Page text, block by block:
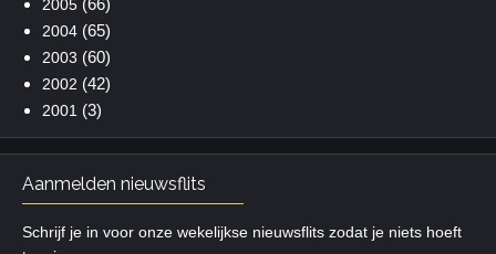
2005(66)
2004(65)
2003 (60)
2002 (42)
2001 (3)
Aanmelden nieuwsflits
Schrijf je in voor onze wekelijkse nieuwsflits zodat je niets hoeft